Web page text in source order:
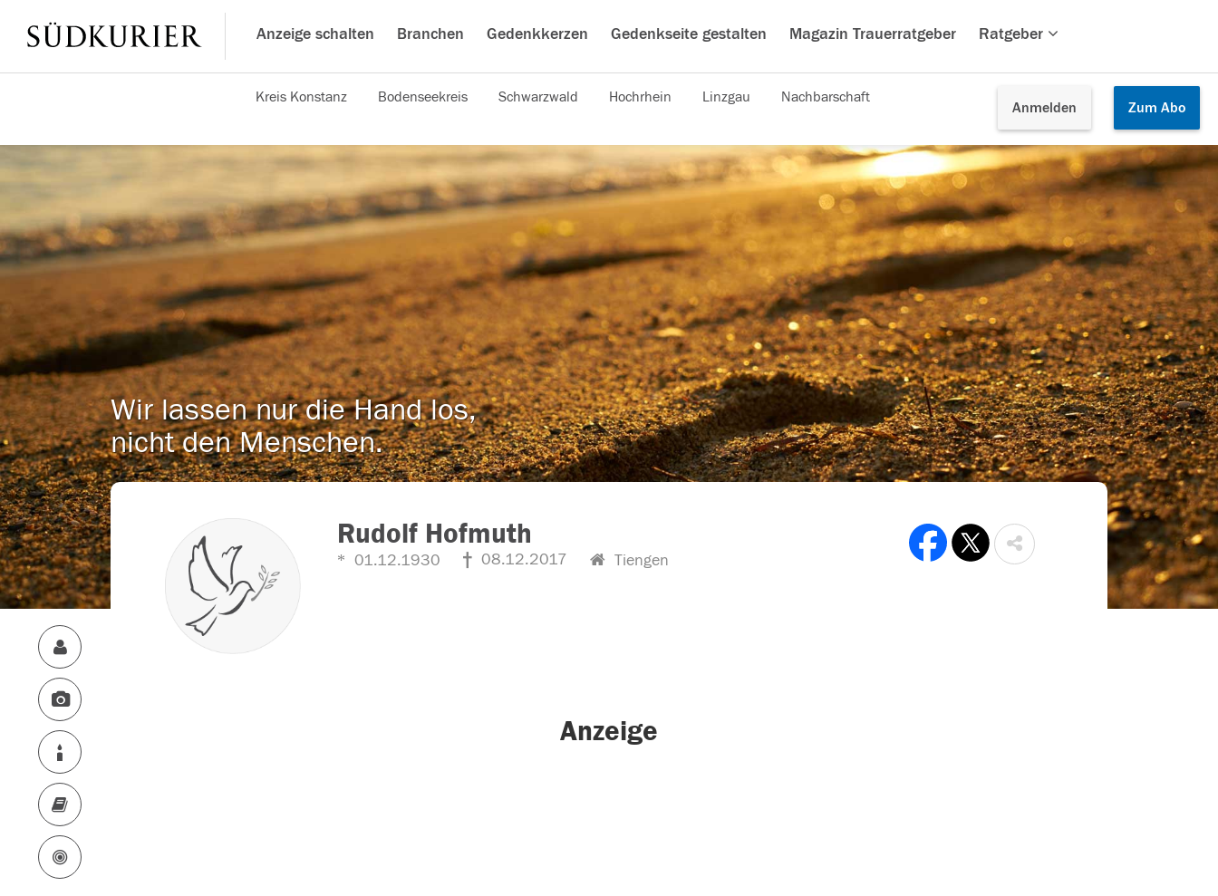
Anzeige schalten Branchen Gedenkkerzen Gedenkseite gestalten Magazin Trauerratgeber Ratgeber
Anmelden Zum Abo
Kreis Konstanz Bodenseekreis Schwarzwald Hochrhein Linzgau Nachbarschaft
Wir lassen nur die Hand los,
nicht den Menschen.
Rudolf Hofmuth
01.12.1930 08.12.2017 Tiengen
Anzeige